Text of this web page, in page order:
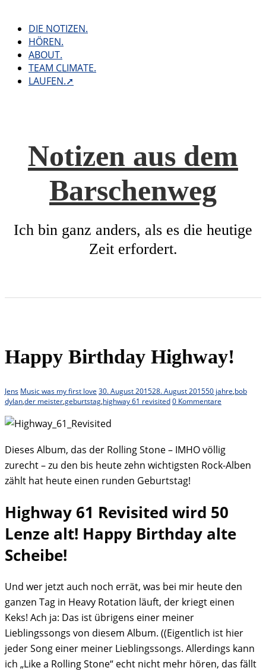
contentDIE NOTIZEN.
HÖREN.
ABOUT.
TEAM CLIMATE.
LAUFEN.➚
Notizen aus dem
Barschenweg
Ich bin ganz anders, als es die heutige
Zeit erfordert.
Happy Birthday Highway!
Jens Music was my first love 30. August 201528. August 201550 jahre,bob
dylan,der meister,geburtstag,highway 61 revisited0 Kommentare
Dieses Album, das der Rolling Stone – IMHO völlig
zurecht – zu den bis heute zehn wichtigsten Rock-Alben
zählt hat heute einen runden Geburtstag!
Highway 61 Revisited wird 50
Lenze alt! Happy Birthday alte
Scheibe!
Und wer jetzt auch noch errät, was bei mir heute den
ganzen Tag in Heavy Rotation läuft, der kriegt einen
Keks! Ach ja: Das ist übrigens einer meiner
Lieblingssongs von diesem Album. ((Eigentlich ist hier
jeder Song einer meiner Lieblingssongs. Allerdings kann
ich „Like a Rolling Stone“ echt nicht mehr hören, das fällt